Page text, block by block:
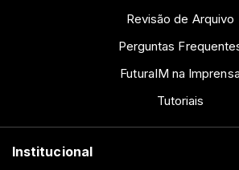
Revisão de Arquivo
Perguntas
FuturaIM na Imprensa
Tutoriais
Institucional